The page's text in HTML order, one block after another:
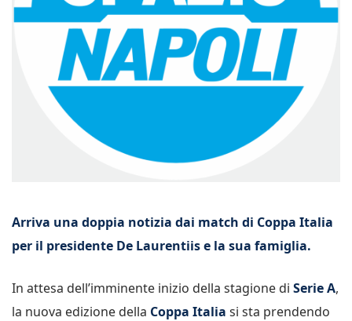
Arriva una doppia notizia dai match di Coppa Italia
per il presidente De Laurentiis e la sua famiglia.
In attesa dell’imminente inizio della stagione di Serie A,
la nuova edizione della Coppa Italia si sta prendendo